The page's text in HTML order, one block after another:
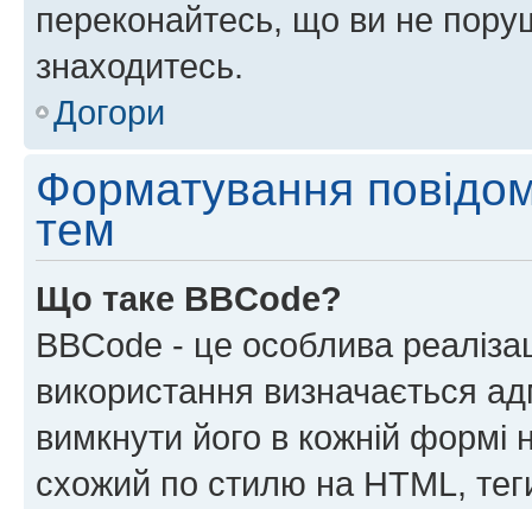
переконайтесь, що ви не
знаходитесь.
Догори
Форматування
тем
Що таке BBCode?
BBCode - це особлива
використання визначається
вимкнути його в кожній
схожий по стилю на HTML,